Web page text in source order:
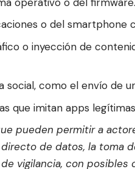
o del smartphone
o inyección de
social, como el envío de
que imitan apps
pueden permitir a
de datos, la toma
vigilancia, con